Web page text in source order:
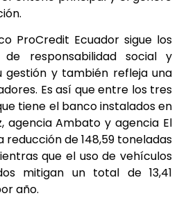
ProCredit Ecuador sigue los
de responsabilidad social y
gestión y también refleja una
Es así que entre los tres
tiene el banco instalados en
agencia Ambato y agencia El
reducción de 148,59 toneladas
que el uso de vehículos
mitigan un total de 13,41
año.